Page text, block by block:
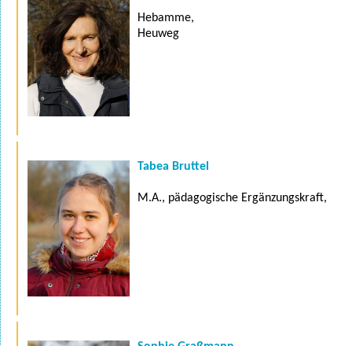
Hebamme,
Heuweg
Tabea Bruttel
M.A., pädagogische Ergänzungskraft,